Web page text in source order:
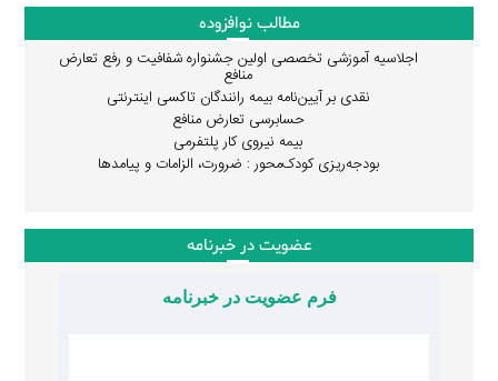
مطالب نوافزوده
اجلاسیه آموزشی تخصصی اولین جشنواره شفافیت و رفع تعارض
منافع
نقدی بر آیین‌نامه بیمه رانندگان تاکسی اینترنتی
حسابرسی تعارض منافع
بیمه نیروی کار پلتفرمی
بودجه‌ریزی کودک‌محور : ضرورت، الزامات و پیامدها
عضویت در خبرنامه
فرم عضویت در خبرنامه